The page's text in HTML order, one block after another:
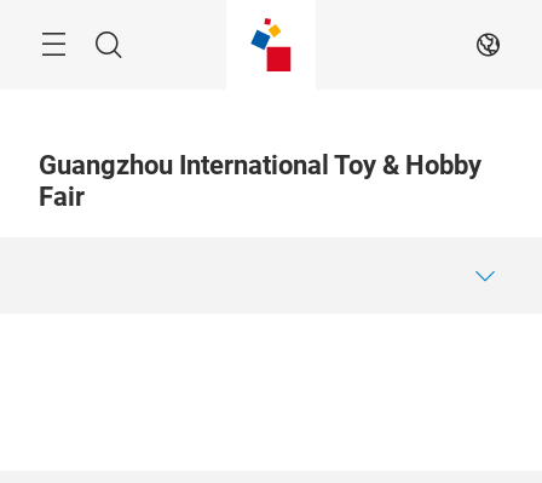
Search JA
Guangzhou International Toy & Hobby
Fair